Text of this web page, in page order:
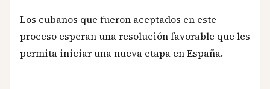
Los cubanos que fueron aceptados en este
proceso esperan una resolución favorable que les
permita iniciar una nueva etapa en España.